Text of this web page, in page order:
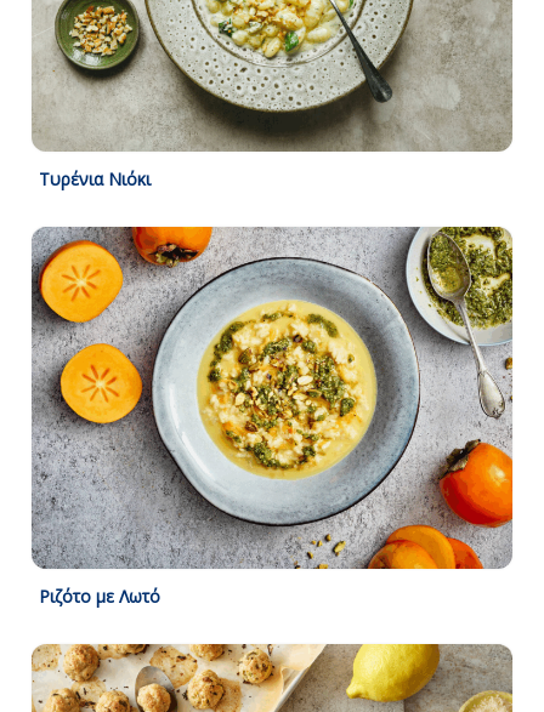
Τυρένια Νιόκι
Ριζότο με Λωτό